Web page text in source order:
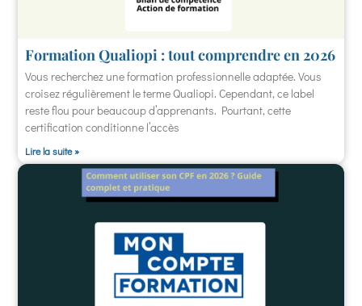
Formation Qualiopi : tout comprendre en 2026
Vous recherchez une formation professionnelle adaptée. Vous
croisez régulièrement le terme Qualiopi. Cependant, ce label
reste flou pour beaucoup d’apprenants. Pourtant, cette
certification conditionne l’accès
Lire la suite »